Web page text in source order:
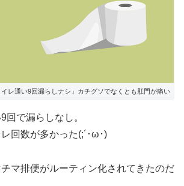
レ通い9回漏らしナシ」カチグソでなくとも肛門が痛い
回で漏らしなし。
回数が多かった(;´･ω･)
マ排便がルーティン化されてきたのだ